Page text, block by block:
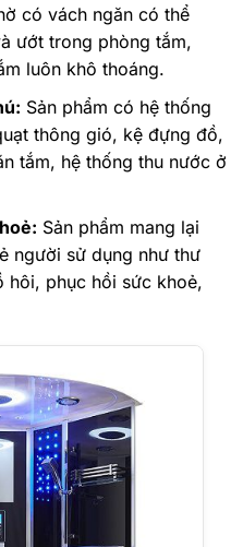
có vách ngăn có thể
ướt trong phòng tắm,
luôn khô thoáng.
Sản phẩm có hệ thống
thông gió, kệ đựng đồ,
tắm, hệ thống thu nước ở
Sản phẩm mang lại
người sử dụng như thư
hôi, phục hồi sức khoẻ,